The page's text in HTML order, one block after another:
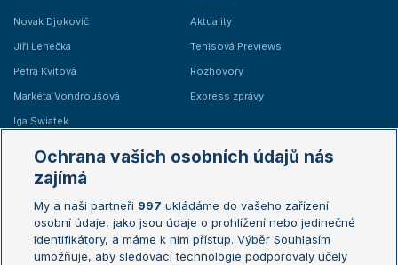
Novak Djokovič
Jiří Lehečka
Petra Kvitová
Markéta Vondroušová
Iga Swiatek
Aktuality
Tenisová Previews
Rozhovory
Express zprávy
Žebříčky
Žebříček ATP (muži)
Žebříček WTA (ženy)
Sázkařský žebříček
Australian Open
French Open
Wimbledon
Ochrana vašich osobních údajů nás
zajímá
My a naši partneři 997 ukládáme do vašeho zařízení
osobní údaje, jako jsou údaje o prohlížení nebo jedinečné
identifikátory, a máme k nim přístup. Výběr Souhlasím
umožňuje, aby sledovací technologie podporovaly účely